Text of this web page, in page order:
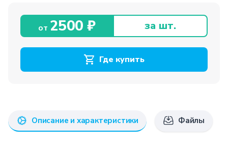
от 2500 ₽ за шт.
Где купить
Описание и характеристики Файлы